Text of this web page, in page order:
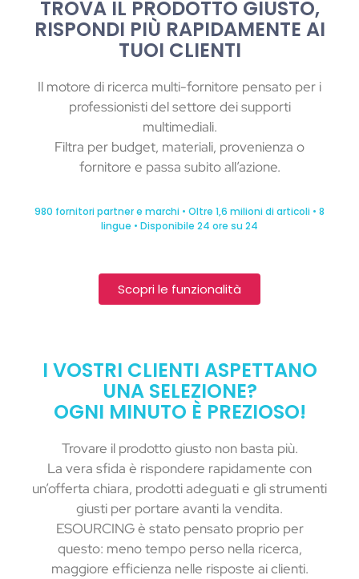
TROVA IL PRODOTTO GIUSTO,
RISPONDI PIÙ RAPIDAMENTE AI
TUOI CLIENTI
Il motore di ricerca multi-fornitore pensato per i
professionisti del settore dei supporti
multimediali.
Filtra per budget, materiali, provenienza o
fornitore e passa subito all’azione.
980 fornitori partner e marchi • Oltre 1,6 milioni di articoli • 8
lingue • Disponibile 24 ore su 24
Scopri le funzionalità
I VOSTRI CLIENTI ASPETTANO
UNA SELEZIONE?
OGNI MINUTO È PREZIOSO!
Trovare il prodotto giusto non basta più.
La vera sfida è rispondere rapidamente con
un’offerta chiara, prodotti adeguati e gli strumenti
giusti per portare avanti la vendita.
ESOURCING è stato pensato proprio per
questo: meno tempo perso nella ricerca,
maggiore efficienza nelle risposte ai clienti.